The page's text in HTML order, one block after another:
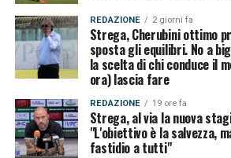
REDAZIONE 2 giorni fa
Strega, Cherubini ottimo
sposta gli equilibri. No a
la scelta di chi conduce il
ora) lascia fare
REDAZIONE 19 ore fa
Strega, al via la nuova
"L'obiettivo è la salvezza,
fastidio a tutti"